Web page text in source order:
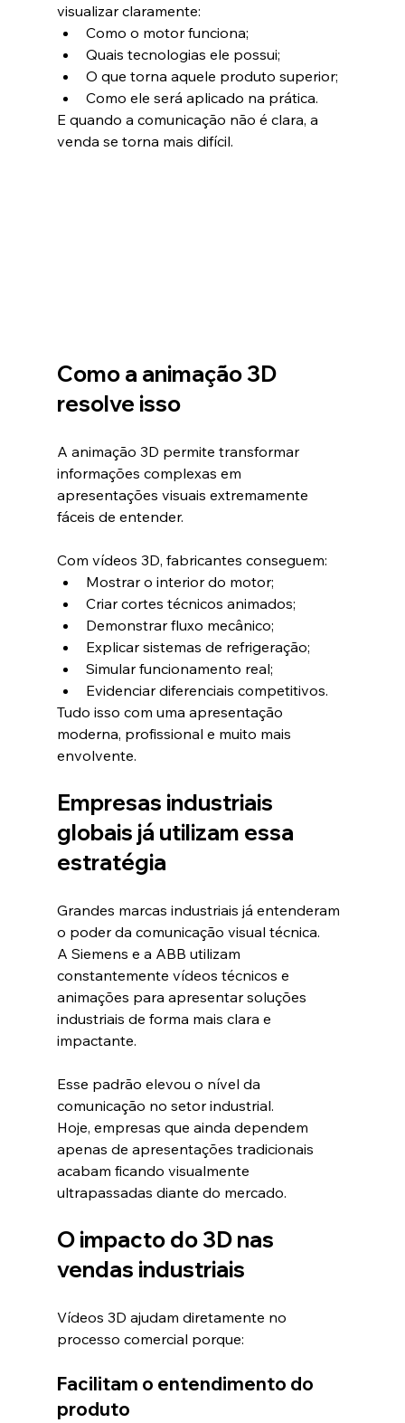
visualizar claramente:
Como o motor funciona;
Quais tecnologias ele possui;
O que torna aquele produto superior;
Como ele será aplicado na prática.
E quando a comunicação não é clara, a
venda se torna mais difícil.
Como a animação 3D
resolve isso
A animação 3D permite transformar
informações complexas em
apresentações visuais extremamente
fáceis de entender.
Com vídeos 3D, fabricantes conseguem:
Mostrar o interior do motor;
Criar cortes técnicos animados;
Demonstrar fluxo mecânico;
Explicar sistemas de refrigeração;
Simular funcionamento real;
Evidenciar diferenciais competitivos.
Tudo isso com uma apresentação
moderna, profissional e muito mais
envolvente.
Empresas industriais
globais já utilizam essa
estratégia
Grandes marcas industriais já entenderam
o poder da comunicação visual técnica.
A Siemens e a ABB utilizam
constantemente vídeos técnicos e
animações para apresentar soluções
industriais de forma mais clara e
impactante.
Esse padrão elevou o nível da
comunicação no setor industrial.
Hoje, empresas que ainda dependem
apenas de apresentações tradicionais
acabam ficando visualmente
ultrapassadas diante do mercado.
O impacto do 3D nas
vendas industriais
Vídeos 3D ajudam diretamente no
processo comercial porque:
Facilitam o entendimento do
produto